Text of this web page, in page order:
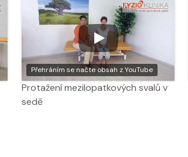
Přehráním se načte obsah z YouTube
Protažení mezilopatkových svalů v
sedě